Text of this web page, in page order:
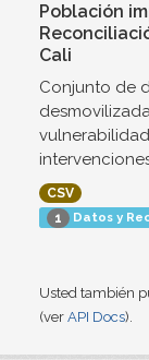
Población
Cali
Conjunto de
CSV
1 Datos y
Usted también
(ver API Docs).